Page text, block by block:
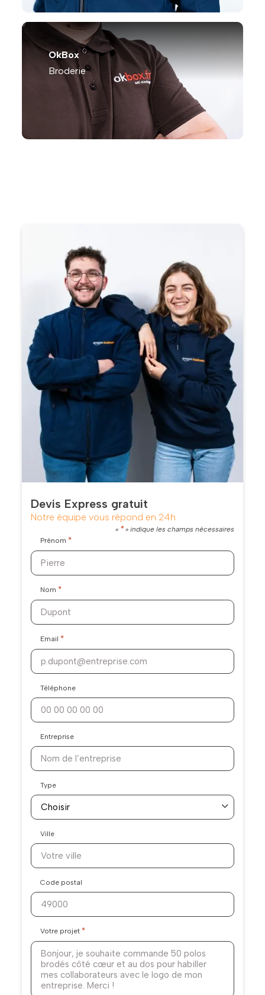
OkBox
Broderie
Devis Express gratuit
Notre équipe vous répond en 24h
« *» indique les champs nécessaires
Prénom *
Nom *
Email *
Téléphone
Entreprise
Type
Ville
Code postal
Votre projet *